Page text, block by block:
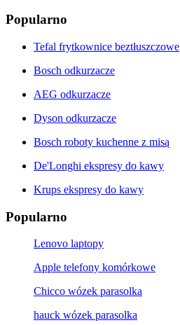
Popularno
Tefal frytkownice beztłuszczowe
Bosch odkurzacze
AEG odkurzacze
Dyson odkurzacze
Bosch roboty kuchenne z misą
De'Longhi ekspresy do kawy
Krups ekspresy do kawy
Popularno
Lenovo laptopy
Apple telefony komórkowe
Chicco wózek parasolka
hauck wózek parasolka